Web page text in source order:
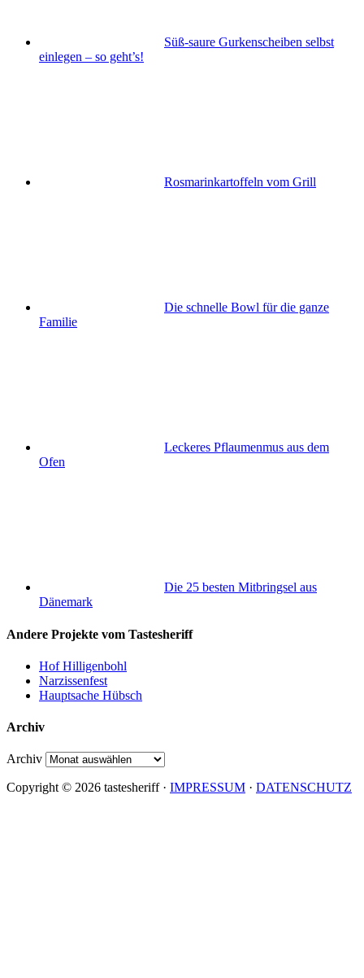
Süß-saure Gurkenscheiben selbst
einlegen – so geht’s!
Rosmarinkartoffeln vom Grill
Die schnelle Bowl für die ganze
Familie
Leckeres Pflaumenmus aus dem
Ofen
Die 25 besten Mitbringsel aus
Dänemark
Andere Projekte vom Tastesheriff
Hof Hilligenbohl
Narzissenfest
Hauptsache Hübsch
Archiv
Archiv
Copyright © 2026 tastesheriff · IMPRESSUM · DATENSCHUTZ